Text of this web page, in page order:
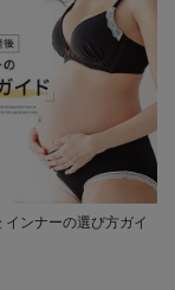
インナーの選び方ガイ